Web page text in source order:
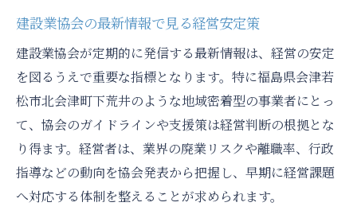
建設業協会の最新情報で見る経営安定策
建設業協会が定期的に発信する最新情報は、経営の安定
を図るうえで重要な指標となります。特に福島県会津若
松市北会津町下荒井のような地域密着型の事業者にとっ
て、協会のガイドラインや支援策は経営判断の根拠とな
り得ます。経営者は、業界の廃業リスクや離職率、行政
指導などの動向を協会発表から把握し、早期に経営課題
へ対応する体制を整えることが求められます。